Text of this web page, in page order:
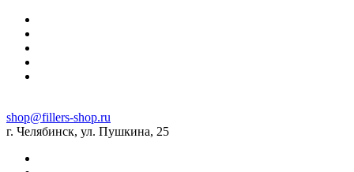
shop@fillers-shop.ru
г. Челябинск, ул. Пушкина, 25